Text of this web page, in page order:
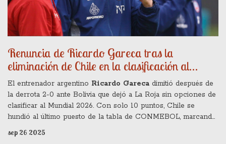
Renuncia de Ricardo Gareca tras la
eliminación de Chile en la clasificación al
Mundial 2026
El entrenador argentino Ricardo Gareca dimitió después de
la derrota 2-0 ante Bolivia que dejó a La Roja sin opciones de
clasificar al Mundial 2026. Con solo 10 puntos, Chile se
hundió al último puesto de la tabla de CONMEBOL, marcando
su tercera ausencia consecutiva. La decisión se tomó tras una
conferencia de prensa en El Alto, donde el técnico explicó la
sep 26 2025